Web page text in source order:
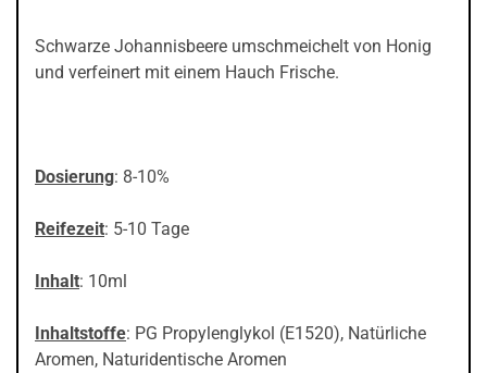
Schwarze Johannisbeere umschmeichelt von Honig
und verfeinert mit einem Hauch Frische.
Dosierung: 8-10%
Reifezeit: 5-10 Tage
Inhalt: 10ml
Inhaltstoffe: PG Propylenglykol (E1520), Natürliche
Aromen, Naturidentische Aromen